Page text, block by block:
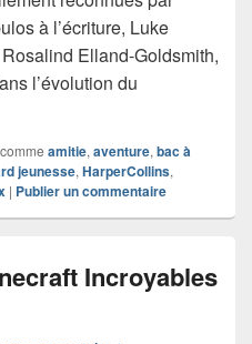
à l’écriture, Luke
Elland-Goldsmith,
l’évolution du
roman Chroniques de
amitie, aventure, bac à
jeunesse, HarperCollins,
| Publier un commentaire
Incroyables